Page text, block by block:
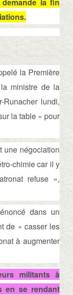
la Première
ministre de la
Runacher lundi,
la table » pour
une négociation
chimie car il y
refuse »,
dans un
de « casser les
à augmenter
militants à
en se rendant